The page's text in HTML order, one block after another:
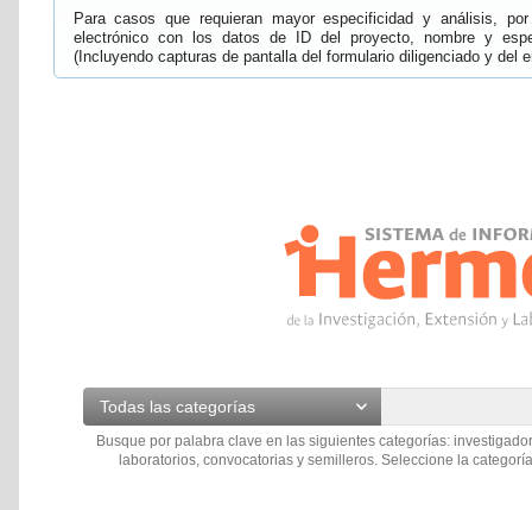
Para casos que requieran mayor especificidad y análisis,
electrónico con los datos de ID del proyecto, nombre y
(Incluyendo capturas de pantalla del formulario diligenciado y del
Todas las categorías
Busque por palabra clave en las siguientes categorías:
laboratorios, convocatorias y semilleros. Seleccione la